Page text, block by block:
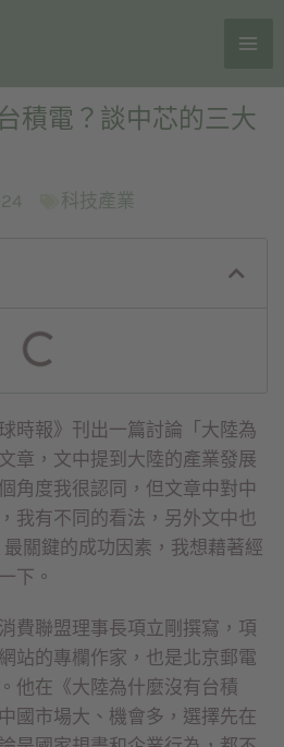
積電？談中芯的三大
科技產業
時報》刊出一篇討論「大陸為
章，文中提到大陸的產業發展
角度我很認同，但文章中對中
我有不同的看法，另外文中也
關鍵的成功因素，我想藉著經
下。
費聯盟理事長項立剛撰寫，項
站的專欄作家，也是北京郵電
他在《大陸為什麼沒有台積
國市場大、機會多，選擇先在